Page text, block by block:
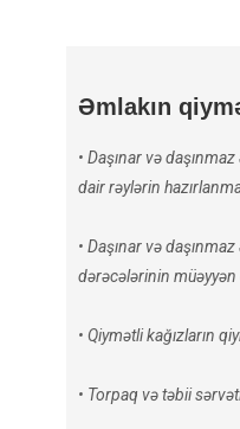
Əmlakın
• Daşınar və
dair rəylərin
• Daşınar və
dərəcələrinin
• Qiymətli kağızların
• Torpaq və təbii